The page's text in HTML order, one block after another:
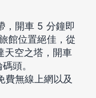
，開車 5 分鐘即
館位置絕佳，從
天空之塔，開車
頭。
費無線上網以及